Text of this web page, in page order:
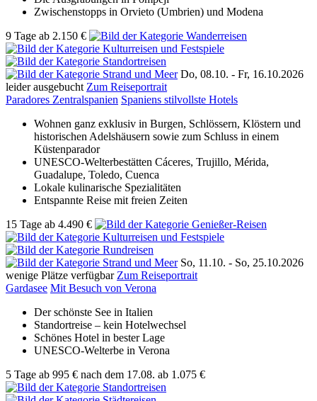
Zwischenstopps in Orvieto (Umbrien) und Modena
9 Tage ab 2.150 €
Do, 08.10. - Fr, 16.10.2026
leider ausgebucht Zum Reiseportrait
Paradores Zentralspanien Spaniens stilvollste Hotels
Wohnen ganz exklusiv in Burgen, Schlössern, Klöstern und
historischen Adelshäusern sowie zum Schluss in einem
Küstenparador
UNESCO-Welterbestätten Cáceres, Trujillo, Mérida,
Guadalupe, Toledo, Cuenca
Lokale kulinarische Spezialitäten
Entspannte Reise mit freien Zeiten
15 Tage ab 4.490 €
So, 11.10. - So, 25.10.2026
wenige Plätze verfügbar Zum Reiseportrait
Gardasee Mit Besuch von Verona
Der schönste See in Italien
Standortreise – kein Hotelwechsel
Schönes Hotel in bester Lage
UNESCO-Welterbe in Verona
5 Tage ab 995 € nach dem 17.08. ab 1.075 €